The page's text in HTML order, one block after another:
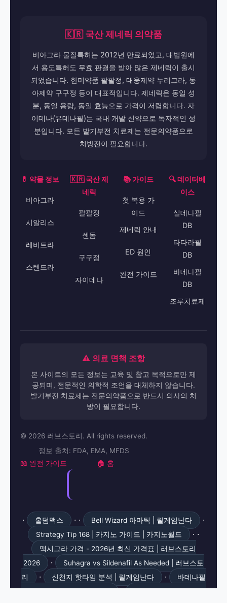
🇰🇷 국산 제네릭 의약품
비아그라 물질특허는 2012년 만료되었고, 대법원에
서 용도특허도 무효 판결을 받아 많은 제네릭이 출시
되었습니다. 한미약품 팔팔정, 대웅제약 누리그라, 동
아제약 구구정 등이 대표적입니다. 제네릭은 동일 성
분, 동일 용량, 동일 효능으로 가격이 저렴합니다. 자
이데나(유데나필)는 국내 개발 신약으로 독자적인 성
분입니다. 모든 발기부전 치료제는 전문의약품으로
처방전이 필요합니다.
💊 약물 정보
비아그라
시알리스
레비트라
스텐드라
🇰🇷 국산 제
네릭
팔팔정
센돔
구구정
자이데나
📚 가이드
첫 복용 가
이드
제네릭 안내
ED 원인
완전 가이드
🔍 데이터베
이스
실데나필
DB
타다라필
DB
바데나필
DB
조루치료제
⚠️ 의료 면책 조항
본 사이트의 모든 정보는 교육 및 참고 목적으로만 제
공되며, 전문적인 의학적 조언을 대체하지 않습니다.
발기부전 치료제는 전문의약품으로 반드시 의사의 처
방이 필요합니다.
© 2026 러브스토리. All rights reserved.
정보 출처: FDA, EMA, MFDS
📖 완전 가이드 🏠 홈
· 홀덤맥스 · · Bell Wizard 아마틱 | 릴게임난다 ·
Strategy Tip 168 | 카지노 가이드 | 카지노월드 · ·
맥시그라 가격 - 2026년 최신 가격표 | 러브스토리
2026
·
Suhagra vs Sildenafil As Needed | 러브스토
리
· 신천지 핫타임 분석 | 릴게임난다 ·
바데나필
·